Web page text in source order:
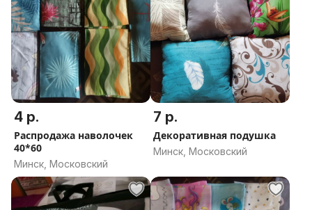
4 р.
Распродажа наволочек
40*60
Минск, Московский
7 р.
Декоративная подушка
Минск, Московский